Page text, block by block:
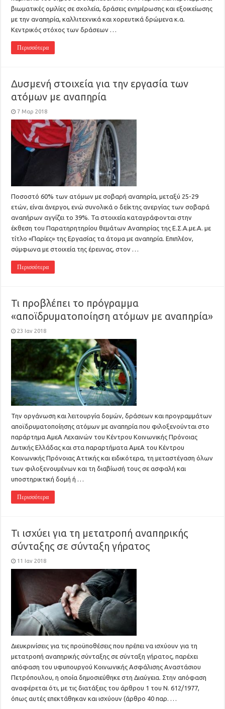
βιωματικές ομιλίες σε σχολεία, δράσεις ενημέρωσης και εξοικείωσης
με την αναπηρία, καλλιτεχνικά και χορευτικά δρώμενα κ.α.
Κεντρικός στόχος των δράσεων …
Περισσότερα
Δυσμενή στοιχεία για την εργασία των
ατόμων με αναπηρία
7 Μαρ 2018
Ποσοστό 60% των ατόμων με σοβαρή αναπηρία, μεταξύ 25-29
ετών, είναι άνεργοι, ενώ συνολικά ο δείκτης ανεργίας των σοβαρά
αναπήρων αγγίζει το 39%. Τα στοιχεία καταγράφονται στην
έκθεση του Παρατηρητηρίου θεμάτων Αναπηρίας της Ε.Σ.Α.με.Α. με
τίτλο «Παρίες» της Εργασίας τα άτομα με αναπηρία. Επιπλέον,
σύμφωνα με στοιχεία της έρευνας, στον …
Περισσότερα
Τι προβλέπει το πρόγραμμα
«αποϊδρυματοποίηση ατόμων με αναπηρία»
23 Ιαν 2018
Την οργάνωση και λειτουργία δομών, δράσεων και προγραμμάτων
αποϊδρυματοποίησης ατόμων με αναπηρία που φιλοξενούνται στο
παράρτημα ΑμεΑ Λεχαινών του Κέντρου Κοινωνικής Πρόνοιας
Δυτικής Ελλάδας και στα παραρτήματα ΑμεΑ του Κέντρου
Κοινωνικής Πρόνοιας Αττικής και ειδικότερα, τη μεταστέγαση όλων
των φιλοξενουμένων και τη διαβίωσή τους σε ασφαλή και
υποστηρικτική δομή ή …
Περισσότερα
Τι ισχύει για τη μετατροπή αναπηρικής
σύνταξης σε σύνταξη γήρατος
11 Ιαν 2018
Διευκρινίσεις για τις προϋποθέσεις που πρέπει να ισχύουν για τη
μετατροπή αναπηρικής σύνταξης σε σύνταξη γήρατος, παρέχει
απόφαση του υφυπουργού Κοινωνικής Ασφάλισης Αναστάσιου
Πετρόπουλου, η οποία δημοσιεύθηκε στη Διαύγεια. Στην απόφαση
αναφέρεται ότι, με τις διατάξεις του άρθρου 1 του Ν. 612/1977,
όπως αυτές επεκτάθηκαν και ισχύουν (άρθρο 40 παρ. …